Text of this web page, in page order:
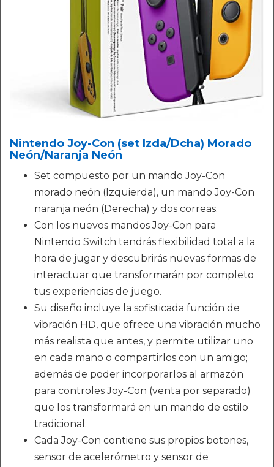
Nintendo Joy-Con (set Izda/Dcha) Morado
Neón/Naranja Neón
Set compuesto por un mando Joy-Con
morado neón (Izquierda), un mando Joy-Con
naranja neón (Derecha) y dos correas.
Con los nuevos mandos Joy-Con para
Nintendo Switch tendrás flexibilidad total a la
hora de jugar y descubrirás nuevas formas de
interactuar que transformarán por completo
tus experiencias de juego.
Su diseño incluye la sofisticada función de
vibración HD, que ofrece una vibración mucho
más realista que antes, y permite utilizar uno
en cada mano o compartirlos con un amigo;
además de poder incorporarlos al armazón
para controles Joy-Con (venta por separado)
que los transformará en un mando de estilo
tradicional.
Cada Joy-Con contiene sus propios botones,
sensor de acelerómetro y sensor de